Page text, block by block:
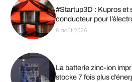
#Startup3D : Kupros et
conducteur pour
6 août 2026
La batterie zinc-ion
stocke 7 fois plus